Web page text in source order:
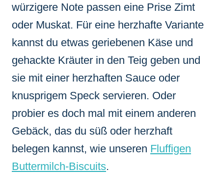
würzigere Note passen eine Prise Zimt
oder Muskat. Für eine herzhafte Variante
kannst du etwas geriebenen Käse und
gehackte Kräuter in den Teig geben und
sie mit einer herzhaften Sauce oder
knusprigem Speck servieren. Oder
probier es doch mal mit einem anderen
Gebäck, das du süß oder herzhaft
belegen kannst, wie unseren Fluffigen
Buttermilch-Biscuits.